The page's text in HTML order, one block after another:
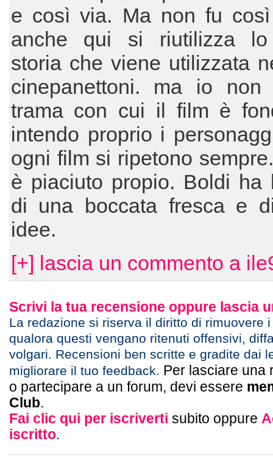
e così via. Ma non fu
anche qui si riutilizza lo
storia che viene utilizzata
cinepanettoni. ma io
trama con cui il film è
intendo proprio i
ogni film si ripetono
è piaciuto propio. Boldi ha
di una boccata fresca e
idee.
[+] lascia un commento a
Scrivi la tua recensione oppure lascia
La redazione si riserva il diritto di rimuovere
qualora questi vengano ritenuti offensivi,
volgari. Recensioni ben scritte e gradite dai
migliorare il tuo feedback. Per lasciare una
o partecipare a un forum, devi essere
Club.
Fai clic qui per iscriverti subito oppure
iscritto.